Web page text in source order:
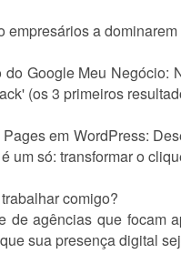
empresários a
do Google Meu Negócio:
(os 3 primeiros
em WordPress:
um só: transformar o
comigo?
de agências que focam
sua presença digital